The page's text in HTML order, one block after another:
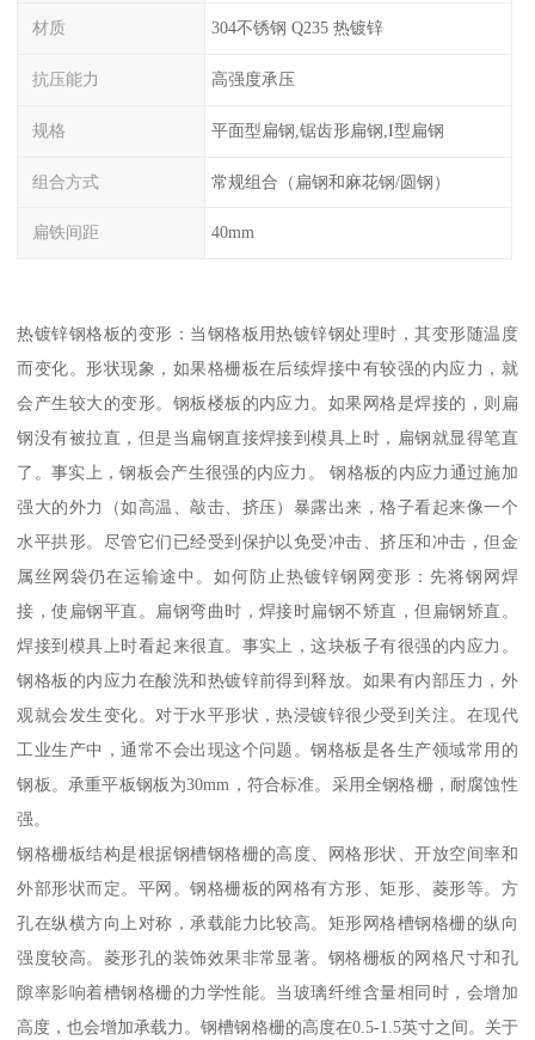
材质 304不锈钢 Q235 热镀锌
抗压能力 高强度承压
规格 平面型扁钢,锯齿形扁钢,I型扁钢
组合方式 常规组合（扁钢和麻花钢/圆钢）
扁铁间距 40mm
热镀锌钢格板的变形：当钢格板用热镀锌钢处理时，其变形随温度
而变化。形状现象，如果格栅板在后续焊接中有较强的内应力，就
会产生较大的变形。钢板楼板的内应力。如果网格是焊接的，则扁
钢没有被拉直，但是当扁钢直接焊接到模具上时，扁钢就显得笔直
了。事实上，钢板会产生很强的内应力。 钢格板的内应力通过施加
强大的外力（如高温、敲击、挤压）暴露出来，格子看起来像一个
水平拱形。尽管它们已经受到保护以免受冲击、挤压和冲击，但金
属丝网袋仍在运输途中。如何防止热镀锌钢网变形：先将钢网焊
接，使扁钢平直。扁钢弯曲时，焊接时扁钢不矫直，但扁钢矫直。
焊接到模具上时看起来很直。事实上，这块板子有很强的内应力。
钢格板的内应力在酸洗和热镀锌前得到释放。如果有内部压力，外
观就会发生变化。对于水平形状，热浸镀锌很少受到关注。在现代
工业生产中，通常不会出现这个问题。钢格板是各生产领域常用的
钢板。承重平板钢板为30mm，符合标准。采用全钢格栅，耐腐蚀性
强。
钢格栅板结构是根据钢槽钢格栅的高度、网格形状、开放空间率和
外部形状而定。平网。钢格栅板的网格有方形、矩形、菱形等。方
孔在纵横方向上对称，承载能力比较高。矩形网格槽钢格栅的纵向
强度较高。菱形孔的装饰效果非常显著。钢格栅板的网格尺寸和孔
隙率影响着槽钢格栅的力学性能。当玻璃纤维含量相同时，会增加
高度，也会增加承载力。钢槽钢格栅的高度在0.5-1.5英寸之间。关于